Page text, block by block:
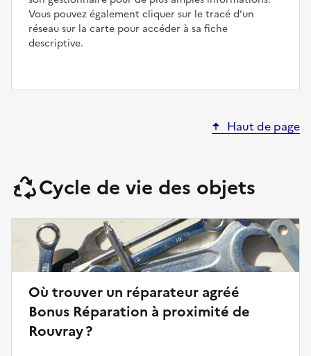
Vous pouvez également cliquer sur le tracé d'un
réseau sur la carte pour accéder à sa fiche
descriptive.
Haut de page
Cycle de vie des objets
Où trouver un réparateur agréé
Bonus Réparation à proximité de
Rouvray ?